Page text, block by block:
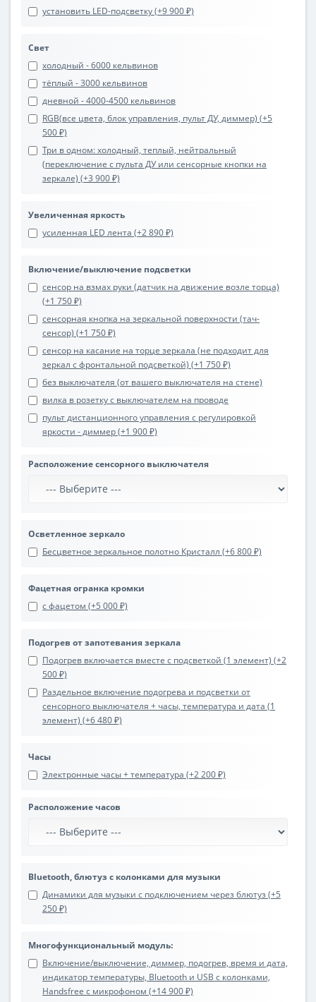
установить LED-подсветку (+9 900 ₽)
Свет
холодный - 6000 кельвинов
тёплый - 3000 кельвинов
дневной - 4000-4500 кельвинов
RGB(все цвета, блок управления, пульт ДУ, диммер) (+5
500 ₽)
Три в одном: холодный, теплый, нейтральный
(переключение с пульта ДУ или сенсорные кнопки на
зеркале) (+3 900 ₽)
Увеличенная яркость
усиленная LED лента (+2 890 ₽)
Включение/выключение подсветки
сенсор на взмах руки (датчик на движение возле торца)
(+1 750 ₽)
сенсорная кнопка на зеркальной поверхности (тач-
сенсор) (+1 750 ₽)
сенсор на касание на торце зеркала (не подходит для
зеркал с фронтальной подсветкой) (+1 750 ₽)
без выключателя (от вашего выключателя на стене)
вилка в розетку с выключателем на проводе
пульт дистанционного управления с регулировкой
яркости - диммер (+1 900 ₽)
Расположение сенсорного выключателя
Осветленное зеркало
Бесцветное зеркальное полотно Кристалл (+6 800 ₽)
Фацетная огранка кромки
с фацетом (+5 000 ₽)
Подогрев от запотевания зеркала
Подогрев включается вместе с подсветкой (1 элемент) (+2
500 ₽)
Раздельное включение подогрева и подсветки от
сенсорного выключателя + часы, температура и дата (1
элемент) (+6 480 ₽)
Часы
Электронные часы + температура (+2 200 ₽)
Расположение часов
Bluetooth, блютуз с колонками для музыки
Динамики для музыки с подключением через блютуз (+5
250 ₽)
Многофункциональный модуль:
Включение/выключение, диммер, подогрев, время и дата,
индикатор температуры, Bluetooth и USB с колонками,
Handsfree с микрофоном (+14 900 ₽)